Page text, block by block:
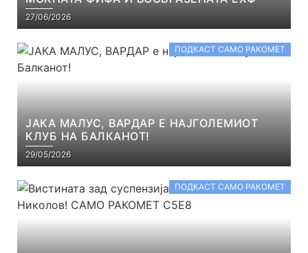
27/06/2026
ПОДКАСТ САМО РАКОМЕТ
ЈАКА МАЛУС, ВАРДАР Е НАЈГОЛЕМИОТ
КЛУБ НА БАЛКАНОТ!
29/05/2026
ПОДКАСТ САМО РАКОМЕТ